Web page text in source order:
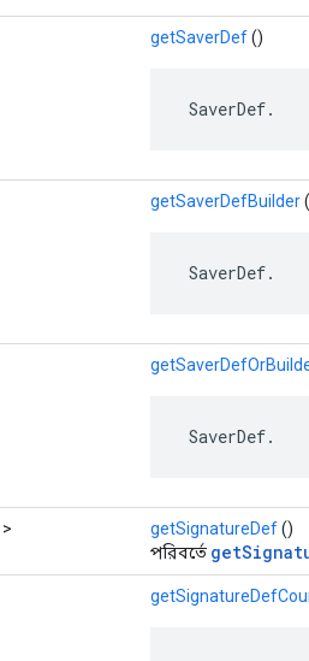
getSaverDef()
SaverDef.
getSaverDefBuilder
SaverDef.
SaverDef.
> getSignatureDef()
পরিবর্তে